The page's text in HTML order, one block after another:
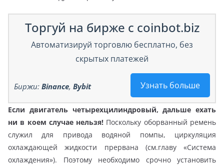
Торгуй на бирже с coinbot.biz
Автоматизируй торговлю бесплатно, без
скрытых платежей
Узнать больше
Биржи: Binance, Bybit
Если двигатель четырехцилиндровый, дальше ехать
ни в коем случае нельзя! Поскольку оборванный ремень
служил для привода водяной помпы, циркуляция
охлаждающей жидкости прервана (см.главу «Система
охлаждения»). Поэтому необходимо срочно установить